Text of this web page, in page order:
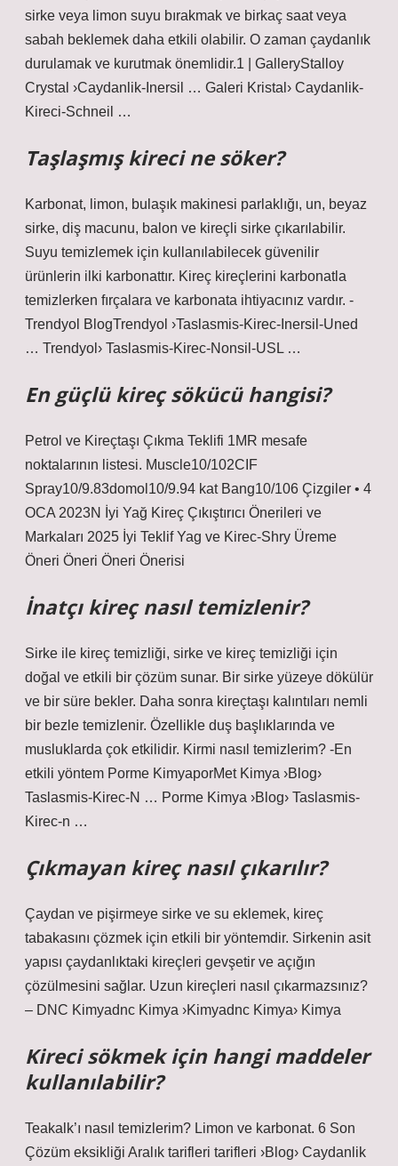
sirke veya limon suyu bırakmak ve birkaç saat veya
sabah beklemek daha etkili olabilir. O zaman çaydanlık
durulamak ve kurutmak önemlidir.1 | GalleryStalloy
Crystal ›Caydanlik-Inersil … Galeri Kristal› Caydanlik-
Kireci-Schneil …
Taşlaşmış kireci ne söker?
Karbonat, limon, bulaşık makinesi parlaklığı, un, beyaz
sirke, diş macunu, balon ve kireçli sirke çıkarılabilir.
Suyu temizlemek için kullanılabilecek güvenilir
ürünlerin ilki karbonattır. Kireç kireçlerini karbonatla
temizlerken fırçalara ve karbonata ihtiyacınız vardır. -
Trendyol BlogTrendyol ›Taslasmis-Kirec-Inersil-Uned
… Trendyol› Taslasmis-Kirec-Nonsil-USL …
En güçlü kireç sökücü hangisi?
Petrol ve Kireçtaşı Çıkma Teklifi 1MR mesafe
noktalarının listesi. Muscle10/102CIF
Spray10/9.83domol10/9.94 kat Bang10/106 Çizgiler • 4
OCA 2023N İyi Yağ Kireç Çıkıştırıcı Önerileri ve
Markaları 2025 İyi Teklif Yag ve Kirec-Shry Üreme
Öneri Öneri Öneri Önerisi
İnatçı kireç nasıl temizlenir?
Sirke ile kireç temizliği, sirke ve kireç temizliği için
doğal ve etkili bir çözüm sunar. Bir sirke yüzeye dökülür
ve bir süre bekler. Daha sonra kireçtaşı kalıntıları nemli
bir bezle temizlenir. Özellikle duş başlıklarında ve
musluklarda çok etkilidir. Kirmi nasıl temizlerim? -En
etkili yöntem Porme KimyaporMet Kimya ›Blog›
Taslasmis-Kirec-N … Porme Kimya ›Blog› Taslasmis-
Kirec-n …
Çıkmayan kireç nasıl çıkarılır?
Çaydan ve pişirmeye sirke ve su eklemek, kireç
tabakasını çözmek için etkili bir yöntemdir. Sirkenin asit
yapısı çaydanlıktaki kireçleri gevşetir ve açığın
çözülmesini sağlar. Uzun kireçleri nasıl çıkarmazsınız?
– DNC Kimyadnc Kimya ›Kimyadnc Kimya› Kimya
Kireci sökmek için hangi maddeler
kullanılabilir?
Teakalk’ı nasıl temizlerim? Limon ve karbonat. 6 Son
Çözüm eksikliği Aralık tarifleri tarifleri ›Blog› Caydanlik